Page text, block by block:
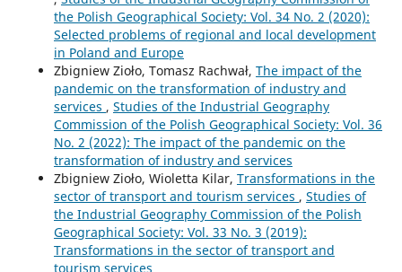
the Polish Geographical Society: Vol. 34 No. 2 (2020):
Selected problems of regional and local development
in Poland and Europe
Zbigniew Zioło, Tomasz Rachwał, The impact of the
pandemic on the transformation of industry and
services , Studies of the Industrial Geography
Commission of the Polish Geographical Society: Vol. 36
No. 2 (2022): The impact of the pandemic on the
transformation of industry and services
Zbigniew Zioło, Wioletta Kilar, Transformations in the
sector of transport and tourism services , Studies of
the Industrial Geography Commission of the Polish
Geographical Society: Vol. 33 No. 3 (2019):
Transformations in the sector of transport and
tourism services